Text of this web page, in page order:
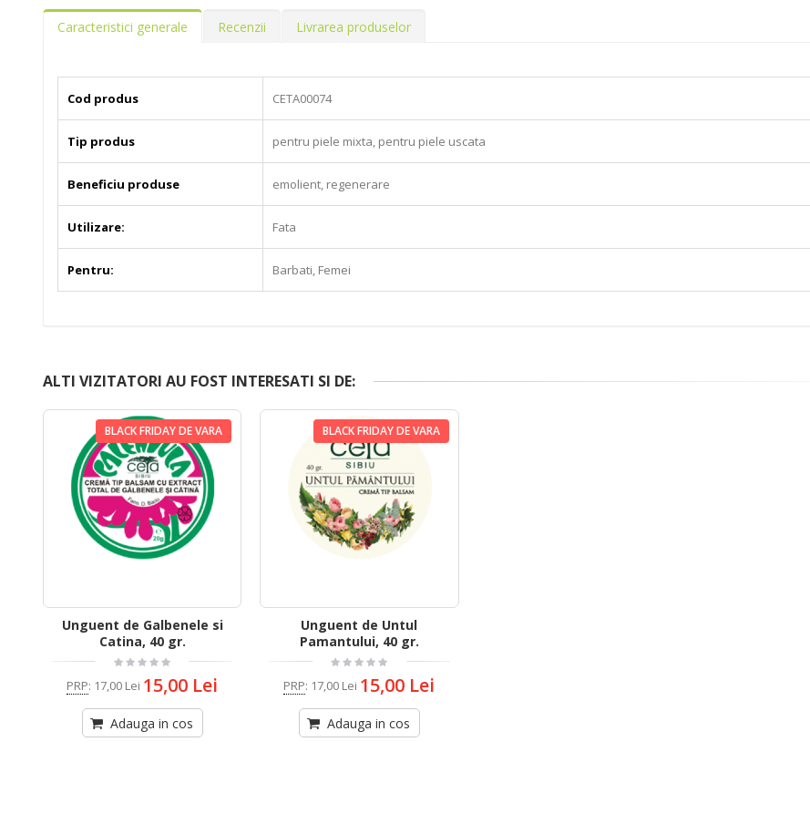
Caracteristici generale Recenzii Livrarea produselor
Cod produs CETA00074
Tip produs pentru piele mixta, pentru piele uscata
Beneficiu produse emolient, regenerare
Utilizare: Fata
Pentru: Barbati, Femei
ALTI VIZITATORI AU FOST INTERESATI SI DE:
BLACK FRIDAY DE VARA
Unguent de Galbenele si
Catina, 40 gr.
PRP: 17,00 Lei 15,00 Lei
Adauga in cos
BLACK FRIDAY DE VARA
Unguent de Untul
Pamantului, 40 gr.
PRP: 17,00 Lei 15,00 Lei
Adauga in cos